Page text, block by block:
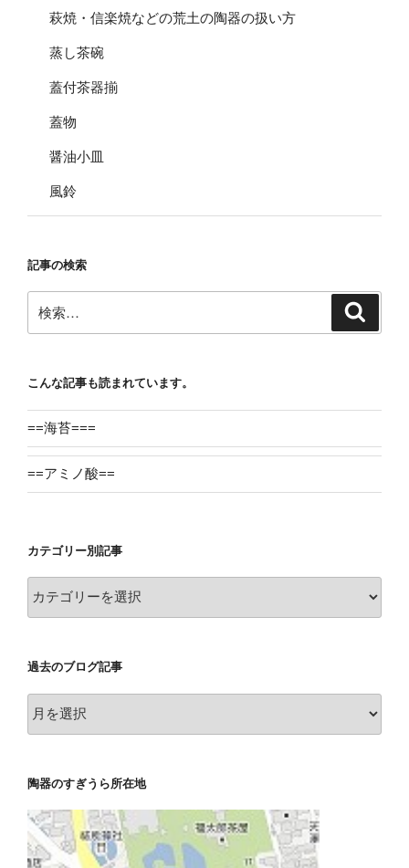
萩焼・信楽焼などの荒土の陶器の扱い方
蒸し茶碗
蓋付茶器揃
蓋物
醤油小皿
風鈴
記事の検索
索:
こんな記事も読まれています。
==海苔===
==アミノ酸==
カテゴリー別記事
テ
ー
別
記
事
過去のブログ記事
去
ロ
グ
記
事
陶器のすぎうら所在地